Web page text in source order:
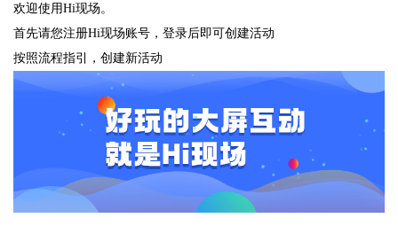
欢迎使用Hi现场。
首先请您注册Hi现场账号，登录后即可创建活动
按照流程指引，创建新活动